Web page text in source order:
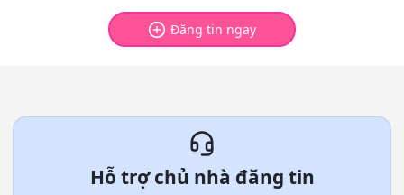
Đăng tin ngay
Hỗ trợ chủ nhà đăng tin